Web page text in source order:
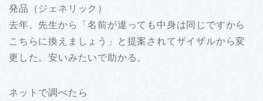
発品（ジェネリック）
去年、先生から「名前が違っても中身は同じですから
こちらに換えましょう」と提案されてザイザルから変
更した。安いみたいで助かる。
ネットで調べたら